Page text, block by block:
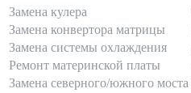
Замена кулера
Замена конвертора матрицы
Замена системы охлаждения
Ремонт материнской платы
Замена северного/южного моста